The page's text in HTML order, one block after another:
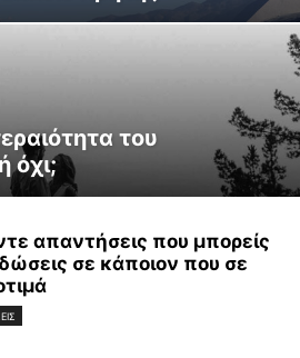
του
όχι;
απαντήσεις που μπορείς
σε κάποιον που σε